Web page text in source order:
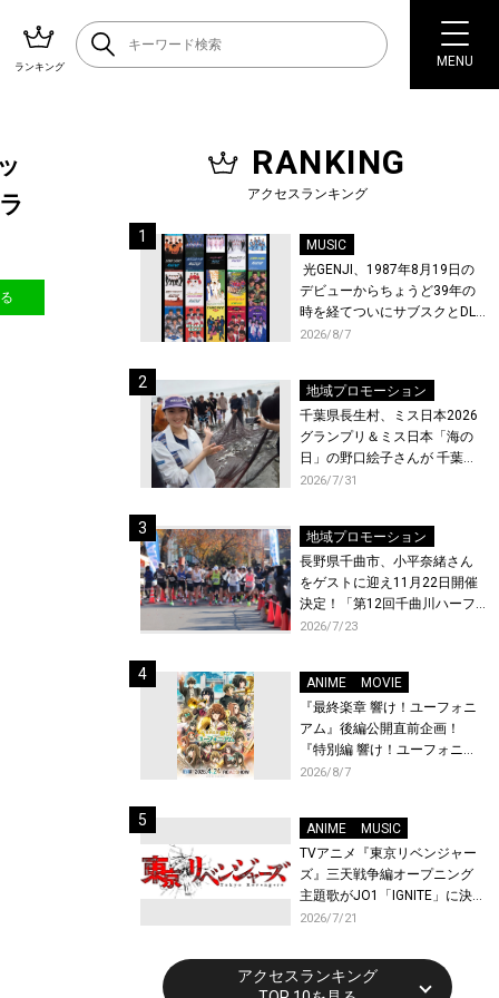
ランキング MENU
RANKING
アクセスランキング
MUSIC
光GENJI、1987年8月19日の
デビューからちょうど39年の
時を経てついにサブスクとDL
配信が解禁！
2026/8/7
地域プロモーション
千葉県長生村、ミス日本2026
グランプリ＆ミス日本「海の
日」の野口絵子さんが 千葉県
唯一の村・長生村で地引網を
2026/7/31
地域プロモーション
長野県千曲市、小平奈緒さん
をゲストに迎え11月22日開催
決定！「第12回千曲川ハーフ
マラソン」エントリー受付開
2026/7/23
ANIME
MOVIE
『最終楽章 響け！ユーフォニ
アム』後編公開直前企画！
『特別編 響け！ユーフォニア
ム〜アンサンブルコンテス
映が決定！
2026/8/7
ANIME
MUSIC
TVアニメ『東京リベンジャー
ズ』三天戦争編オープニング
主題歌がJO1「IGNITE」に決
定！メンバー全員から喜びと
トが到着！9月に東京・大阪で
先行上映会を開催！
2026/7/21
アクセスランキング